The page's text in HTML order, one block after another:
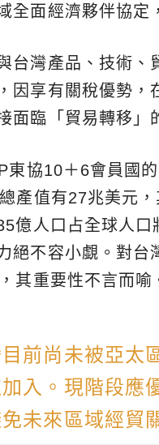
全面經濟夥伴協定
台灣產品、技術、
因享有關稅優勢，
面臨「貿易轉移」
東協10＋6會員國
產值有27兆美元
億人口占全球人
絕不容小覷。對台
其重要性不言而喻
前尚未被亞太
入。現階段應
未來區域經貿